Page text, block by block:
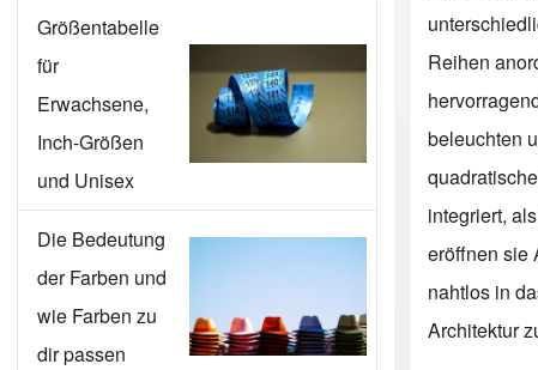
Größentabelle
für
Erwachsene,
Inch-Größen
und Unisex
Die Bedeutung
der Farben und
wie Farben zu
dir passen
Reihen
beleuchten
integriert,
eröffnen sie
nahtlos in
Architektur